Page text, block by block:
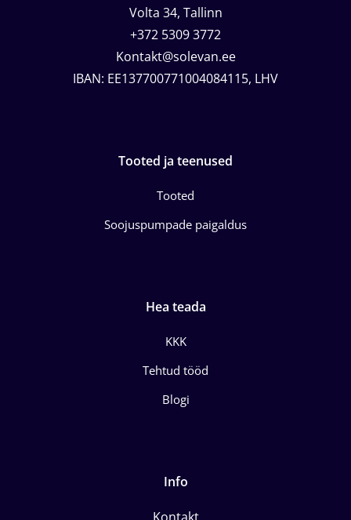
Volta 34, Tallinn
+372 5309 3772
Kontakt@solevan.ee
IBAN: EE137700771004084115, LHV
Tooted ja teenused
Tooted
Soojuspumpade paigaldus
Hea teada
KKK
Tehtud tööd
Blogi
Info